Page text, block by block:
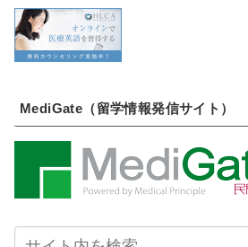
MediGate（留学情報発信サイト）